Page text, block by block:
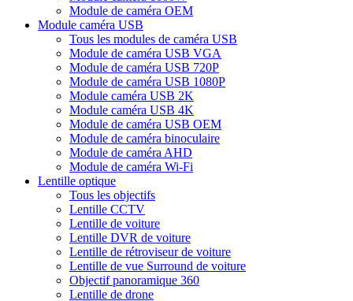
Module de caméra OEM
Module caméra USB
Tous les modules de caméra USB
Module de caméra USB VGA
Module de caméra USB 720P
Module de caméra USB 1080P
Module caméra USB 2K
Module caméra USB 4K
Module de caméra USB OEM
Module de caméra binoculaire
Module de caméra AHD
Module de caméra Wi-Fi
Lentille optique
Tous les objectifs
Lentille CCTV
Lentille de voiture
Lentille DVR de voiture
Lentille de rétroviseur de voiture
Lentille de vue Surround de voiture
Objectif panoramique 360
Lentille de drone